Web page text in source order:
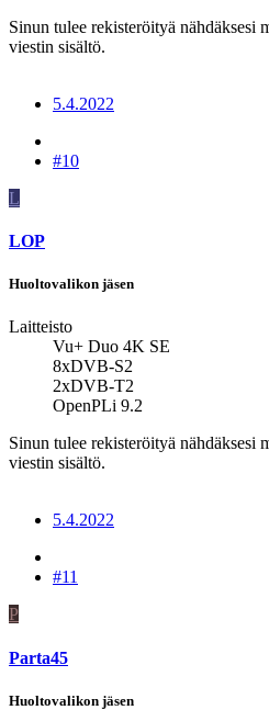
Sinun tulee rekisteröityä nähdäksesi
viestin sisältö.
5.4.2022
#10
L
LOP
Huoltovalikon jäsen
Laitteisto
Vu+ Duo 4K SE
8xDVB-S2
2xDVB-T2
OpenPLi 9.2
Sinun tulee rekisteröityä nähdäksesi
viestin sisältö.
5.4.2022
#11
P
Parta45
Huoltovalikon jäsen